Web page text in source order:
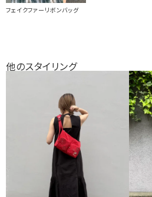
フェイクファーリボンバッグ
他のスタイリング